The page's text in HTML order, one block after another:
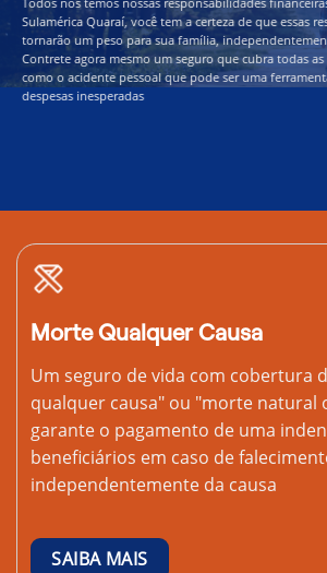
Sulamérica Quaraí, você tem a certeza de que essas
tornarão um peso para sua família,
Contrete agora mesmo um seguro que cubra todas as
como o acidente pessoal que pode ser uma
despesas inesperadas
Morte Qualquer Causa
Um seguro de vida com cobertura
qualquer causa" ou "morte natural
garante o pagamento de uma
beneficiários em caso de
independentemente da causa
SAIBA MAIS